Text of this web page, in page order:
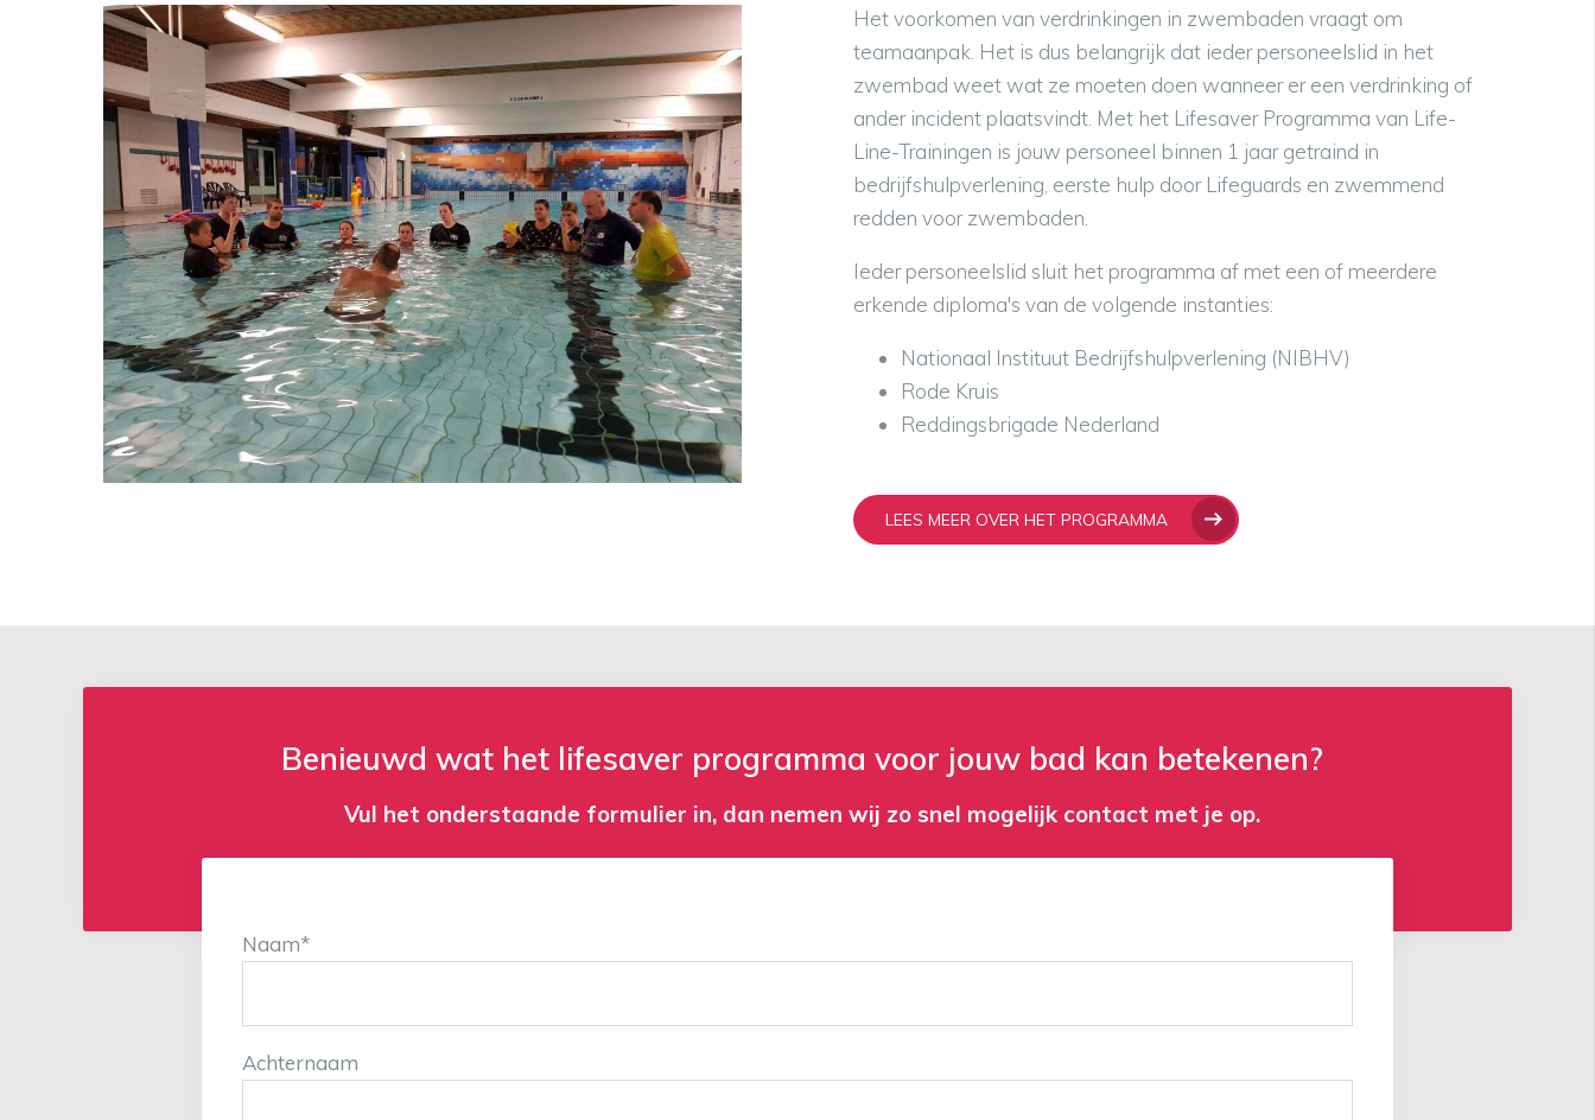
Het voorkomen van verdrinkingen in zwembaden vraagt om
teamaanpak. Het is dus belangrijk dat ieder personeelslid in het
zwembad weet wat ze moeten doen wanneer er een verdrinking of
ander incident plaatsvindt. Met het Lifesaver Programma van Life-
Line-Trainingen is jouw personeel binnen 1 jaar getraind in
bedrijfshulpverlening, eerste hulp door Lifeguards en zwemmend
redden voor zwembaden.
Ieder personeelslid sluit het programma af met een of meerdere
erkende diploma's van de volgende instanties:
Nationaal Instituut Bedrijfshulpverlening (NIBHV)
Rode Kruis
Reddingsbrigade Nederland
LEES MEER OVER HET PROGRAMMA
Benieuwd wat het lifesaver programma voor jouw bad kan betekenen?
Vul het onderstaande formulier in, dan nemen wij zo snel mogelijk contact met je op.
Naam*
Achternaam